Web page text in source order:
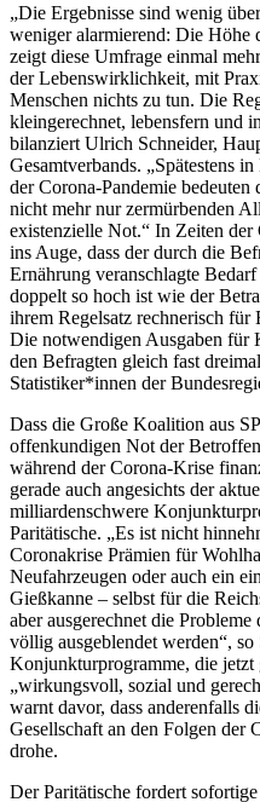
„Die Ergebnisse sind wenig
weniger alarmierend: Die Höhe
zeigt diese Umfrage einmal
der Lebenswirklichkeit, mit
Menschen nichts zu tun. Die
kleingerechnet, lebensfern und
bilanziert Ulrich Schneider,
Gesamtverbands. „Spätestens
der Corona-Pandemie bedeuten
nicht mehr nur zermürbenden
existenzielle Not.“ In Zeiten der
ins Auge, dass der durch die
Ernährung veranschlagte
doppelt so hoch ist wie der
ihrem Regelsatz rechnerisch für
Die notwendigen Ausgaben für
den Befragten gleich fast
Statistiker*innen der
Dass die Große Koalition aus
offenkundigen Not der
während der Corona-Krise
gerade auch angesichts der
milliardenschwere
Paritätische. „Es ist nicht
Coronakrise Prämien für
Neufahrzeugen oder auch ein
Gießkanne – selbst für die
aber ausgerechnet die
völlig ausgeblendet werden“,
Konjunkturprogramme, die jetzt
„wirkungsvoll, sozial und
warnt davor, dass anderenfalls
Gesellschaft an den Folgen der
drohe.
Der Paritätische fordert